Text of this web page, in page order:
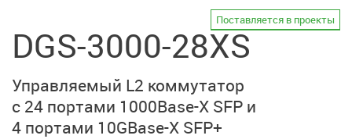
DGS-3000-28XS
Поставляется в проекты
Управляемый L2 коммутатор
с 24 портами 1000Base-X SFP и
4 портами 10GBase-X SFP+